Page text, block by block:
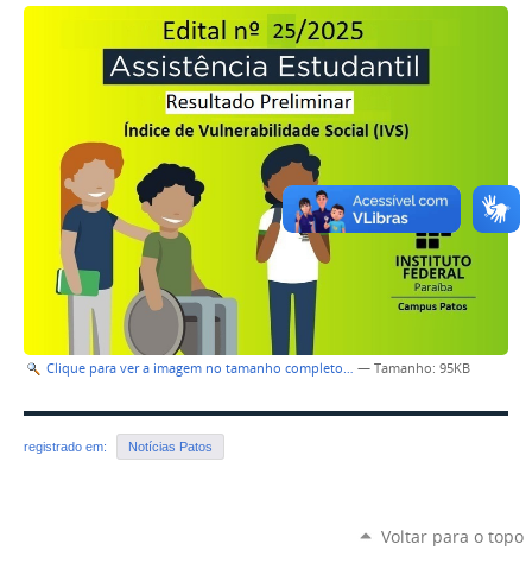
Clique para ver a imagem no tamanho completo… — Tamanho: 95KB
registrado em: Notícias Patos
Voltar para o topo